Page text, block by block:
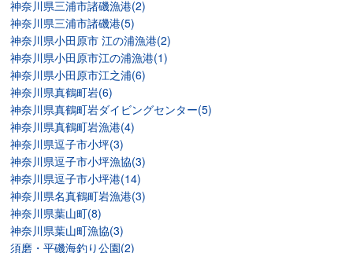
神奈川県三浦市諸磯漁港(2)
神奈川県三浦市諸磯港(5)
神奈川県小田原市 江の浦漁港(2)
神奈川県小田原市江の浦漁港(1)
神奈川県小田原市江之浦(6)
神奈川県真鶴町岩(6)
神奈川県真鶴町岩ダイビングセンター(5)
神奈川県真鶴町岩漁港(4)
神奈川県逗子市小坪(3)
神奈川県逗子市小坪漁協(3)
神奈川県逗子市小坪港(14)
神奈川県名真鶴町岩漁港(3)
神奈川県葉山町(8)
神奈川県葉山町漁協(3)
須磨・平磯海釣り公園(2)